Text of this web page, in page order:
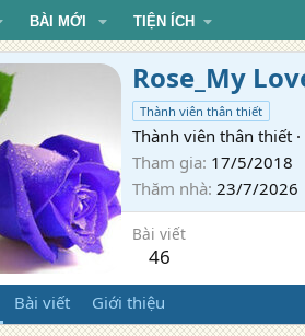
BÀI MỚI TIỆN ÍCH
Rose_My
Thành viên thân thiết
Thành viên thân thiết ·
Tham gia 17/5/2018
Thăm nhà 23/7/2026
Bài viết
46
Bài viết Giới thiệu